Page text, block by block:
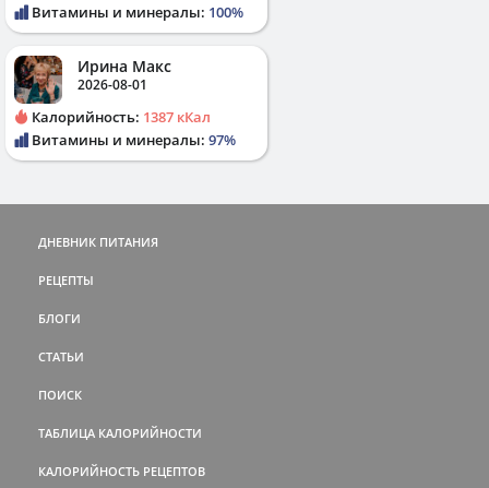
Витамины и минералы: 100%
Ирина Макс
2026-08-01
Калорийность: 1387 кКал
Витамины и минералы: 97%
ДНЕВНИК ПИТАНИЯ
РЕЦЕПТЫ
БЛОГИ
СТАТЬИ
ПОИСК
ТАБЛИЦА КАЛОРИЙНОСТИ
КАЛОРИЙНОСТЬ РЕЦЕПТОВ